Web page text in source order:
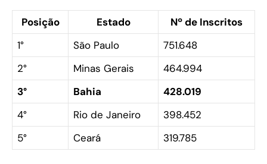
Posição Estado
Nº de Inscritos
1°
São Paulo
751.648
2°
Minas Gerais
464.994
3°
Bahia
428.019
4°
Rio de Janeiro
398.452
5°
Ceará 319.785